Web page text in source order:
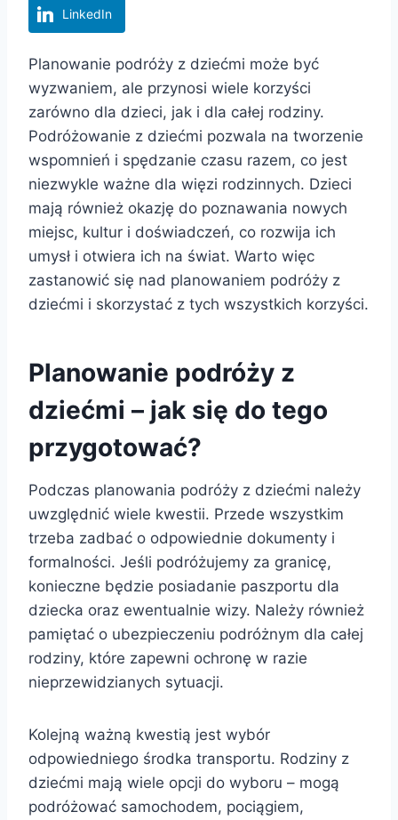
LinkedIn
Planowanie podróży z dziećmi może być
wyzwaniem, ale przynosi wiele korzyści
zarówno dla dzieci, jak i dla całej rodziny.
Podróżowanie z dziećmi pozwala na tworzenie
wspomnień i spędzanie czasu razem, co jest
niezwykle ważne dla więzi rodzinnych. Dzieci
mają również okazję do poznawania nowych
miejsc, kultur i doświadczeń, co rozwija ich
umysł i otwiera ich na świat. Warto więc
zastanowić się nad planowaniem podróży z
dziećmi i skorzystać z tych wszystkich korzyści.
Planowanie podróży z
dziećmi – jak się do tego
przygotować?
Podczas planowania podróży z dziećmi należy
uwzględnić wiele kwestii. Przede wszystkim
trzeba zadbać o odpowiednie dokumenty i
formalności. Jeśli podróżujemy za granicę,
konieczne będzie posiadanie paszportu dla
dziecka oraz ewentualnie wizy. Należy również
pamiętać o ubezpieczeniu podróżnym dla całej
rodziny, które zapewni ochronę w razie
nieprzewidzianych sytuacji.
Kolejną ważną kwestią jest wybór
odpowiedniego środka transportu. Rodziny z
dziećmi mają wiele opcji do wyboru – mogą
podróżować samochodem, pociągiem,